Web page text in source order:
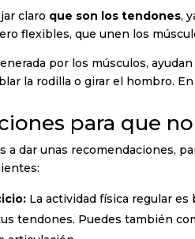
claro que son los tendones,
flexibles, que unen los
por los músculos,
la rodilla o girar el hombro.
para que
a dar unas recomendaciones,
La actividad física regular
tendones. Puedes también